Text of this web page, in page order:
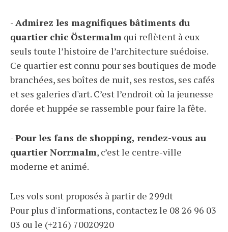
-Admirez les magnifiques bâtiments du
quartier chic Östermalm qui reflètent à eux
seuls toute l’histoire de l’architecture suédoise.
Ce quartier est connu pour ses boutiques de mode
branchées, ses boîtes de nuit, ses restos, ses cafés
et ses galeries d'art. C’est l’endroit où la jeunesse
dorée et huppée se rassemble pour faire la fête.
-Pour les fans de shopping, rendez-vous au
quartier Norrmalm, c’est le centre-ville
moderne et animé.
Les vols sont proposés à partir de 299dt
Pour plus d'informations, contactez le 08 26 96 03
03 ou le (+216) 70020920